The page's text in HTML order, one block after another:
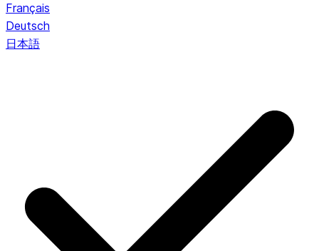
Français
Deutsch
日本語